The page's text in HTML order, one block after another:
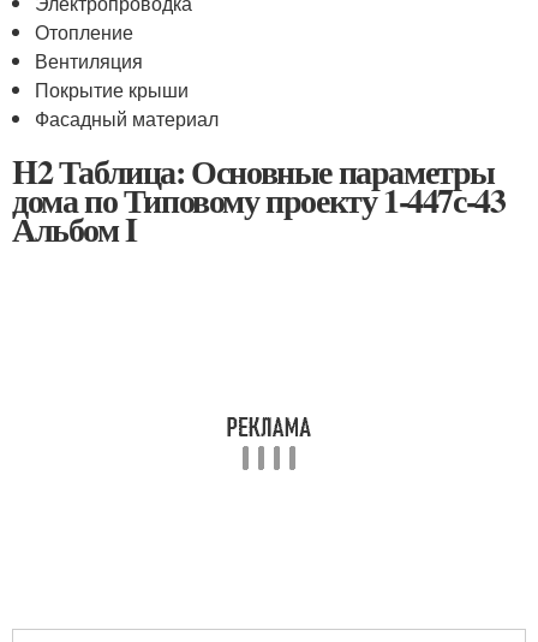
Отопление
Вентиляция
Покрытие крыши
Фасадный материал
H2 Таблица: Основные параметры
дома по Типовому проекту 1-447с-43
Альбом I